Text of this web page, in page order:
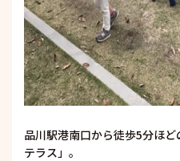
品川駅港南口から徒歩5分ほ
テラス」。